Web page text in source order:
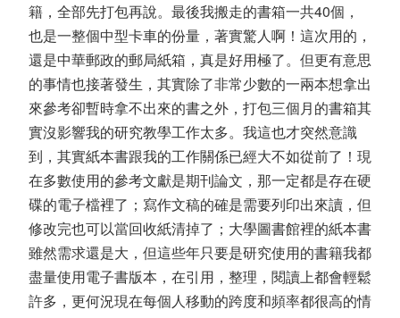
籍，全部先打包再說。最後我搬走的書箱一共40個，
也是一整個中型卡車的份量，著實驚人啊！這次用的，
還是中華郵政的郵局紙箱，真是好用極了。但更有意思
的事情也接著發生，其實除了非常少數的一兩本想拿出
來參考卻暫時拿不出來的書之外，打包三個月的書箱其
實沒影響我的研究教學工作太多。我這也才突然意識
到，其實紙本書跟我的工作關係已經大不如從前了！現
在多數使用的參考文獻是期刊論文，那一定都是存在硬
碟的電子檔裡了；寫作文稿的確是需要列印出來讀，但
修改完也可以當回收紙清掉了；大學圖書館裡的紙本書
雖然需求還是大，但這些年只要是研究使用的書籍我都
盡量使用電子書版本，在引用，整理，閱讀上都會輕鬆
許多，更何況現在每個人移動的跨度和頻率都很高的情